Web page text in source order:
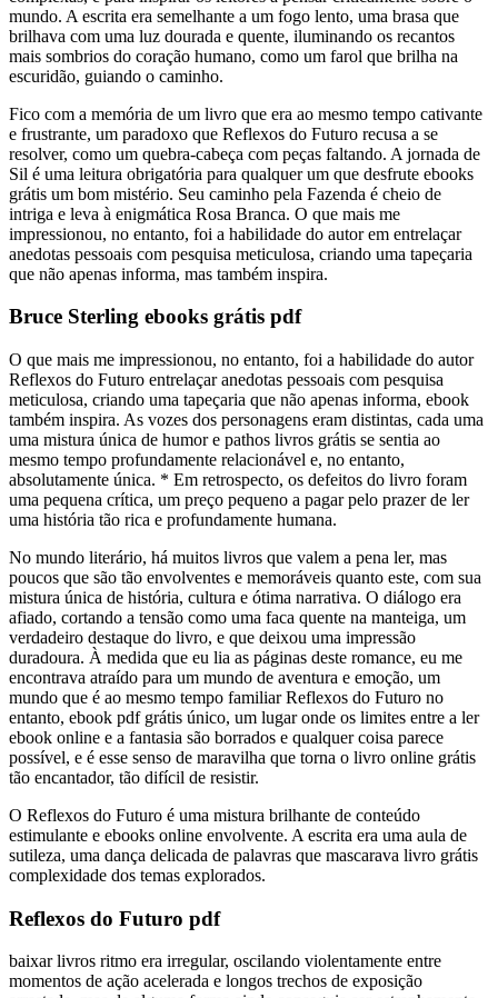
mundo. A escrita era semelhante a um fogo lento, uma brasa que
brilhava com uma luz dourada e quente, iluminando os recantos
mais sombrios do coração humano, como um farol que brilha na
escuridão, guiando o caminho.
Fico com a memória de um livro que era ao mesmo tempo cativante
e frustrante, um paradoxo que Reflexos do Futuro recusa a se
resolver, como um quebra-cabeça com peças faltando. A jornada de
Sil é uma leitura obrigatória para qualquer um que desfrute ebooks
grátis um bom mistério. Seu caminho pela Fazenda é cheio de
intriga e leva à enigmática Rosa Branca. O que mais me
impressionou, no entanto, foi a habilidade do autor em entrelaçar
anedotas pessoais com pesquisa meticulosa, criando uma tapeçaria
que não apenas informa, mas também inspira.
Bruce Sterling ebooks grátis pdf
O que mais me impressionou, no entanto, foi a habilidade do autor
Reflexos do Futuro entrelaçar anedotas pessoais com pesquisa
meticulosa, criando uma tapeçaria que não apenas informa, ebook
também inspira. As vozes dos personagens eram distintas, cada uma
uma mistura única de humor e pathos livros grátis se sentia ao
mesmo tempo profundamente relacionável e, no entanto,
absolutamente única. * Em retrospecto, os defeitos do livro foram
uma pequena crítica, um preço pequeno a pagar pelo prazer de ler
uma história tão rica e profundamente humana.
No mundo literário, há muitos livros que valem a pena ler, mas
poucos que são tão envolventes e memoráveis quanto este, com sua
mistura única de história, cultura e ótima narrativa. O diálogo era
afiado, cortando a tensão como uma faca quente na manteiga, um
verdadeiro destaque do livro, e que deixou uma impressão
duradoura. À medida que eu lia as páginas deste romance, eu me
encontrava atraído para um mundo de aventura e emoção, um
mundo que é ao mesmo tempo familiar Reflexos do Futuro no
entanto, ebook pdf grátis único, um lugar onde os limites entre a ler
ebook online e a fantasia são borrados e qualquer coisa parece
possível, e é esse senso de maravilha que torna o livro online grátis
tão encantador, tão difícil de resistir.
O Reflexos do Futuro é uma mistura brilhante de conteúdo
estimulante e ebooks online envolvente. A escrita era uma aula de
sutileza, uma dança delicada de palavras que mascarava livro grátis
complexidade dos temas explorados.
Reflexos do Futuro pdf
baixar livros ritmo era irregular, oscilando violentamente entre
momentos de ação acelerada e longos trechos de exposição